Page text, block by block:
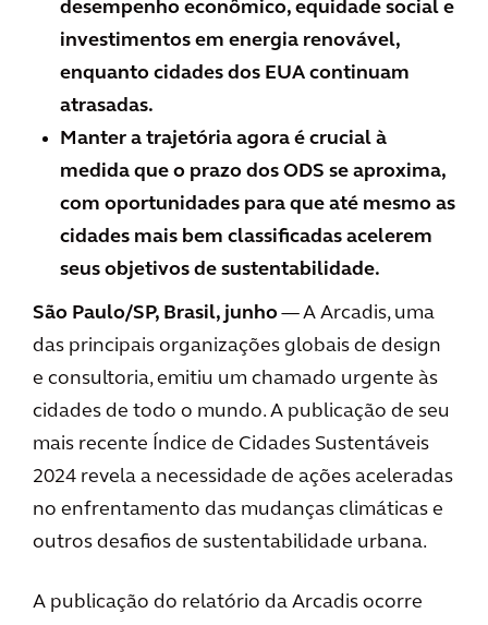
desempenho econômico, equidade social e
investimentos em energia renovável,
enquanto cidades dos EUA continuam
atrasadas.
Manter a trajetória agora é crucial à
medida que o prazo dos ODS se aproxima,
com oportunidades para que até mesmo as
cidades mais bem classificadas acelerem
seus objetivos de sustentabilidade.
São Paulo/SP, Brasil, junho— A Arcadis, uma
das principais organizações globais de design
e consultoria, emitiu um chamado urgente às
cidades de todo o mundo. A publicação de seu
mais recente Índice de Cidades Sustentáveis
2024 revela a necessidade de ações aceleradas
no enfrentamento das mudanças climáticas e
outros desafios de sustentabilidade urbana.
A publicação do relatório da Arcadis ocorre